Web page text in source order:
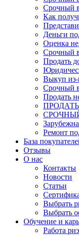
Срочный
Как
Деньги
Оценка
Срочный
Продать
Выкуп из-
Срочный
Продать
Ремонт
База
Отзывы
О нас
Контакты
Новости
Статьи
Выбрать
Выбрать
Обучение и
Работа